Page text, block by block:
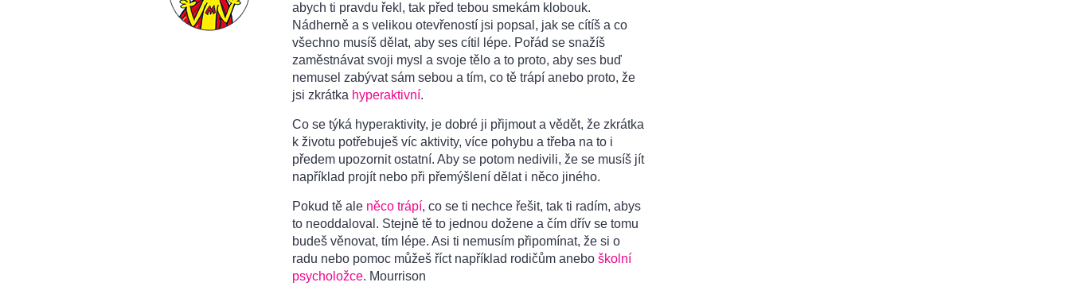
abych ti pravdu řekl, tak před tebou smekám klobouk.
Nádherně a s velikou otevřeností jsi popsal, jak se cítíš a co
všechno musíš dělat, aby ses cítil lépe. Pořád se snažíš
zaměstnávat svoji mysl a svoje tělo a to proto, aby ses buď
nemusel zabývat sám sebou a tím, co tě trápí anebo proto, že
jsi zkrátka hyperaktivní.
Co se týká hyperaktivity, je dobré ji přijmout a vědět, že zkrátka
k životu potřebuješ víc aktivity, více pohybu a třeba na to i
předem upozornit ostatní. Aby se potom nedivili, že se musíš jít
například projít nebo při přemýšlení dělat i něco jiného.
Pokud tě ale něco trápí, co se ti nechce řešit, tak ti radím, abys
to neoddaloval. Stejně tě to jednou dožene a čím dřív se tomu
budeš věnovat, tím lépe. Asi ti nemusím připomínat, že si o
radu nebo pomoc můžeš říct například rodičům anebo školní
psycholožce. Mourrison